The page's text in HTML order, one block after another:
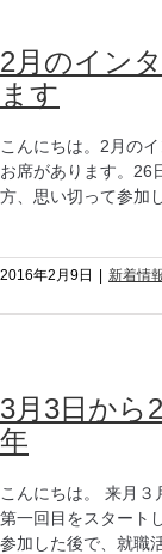
2月のイン
ます
こんにちは。2月の
お席があります。26
方、思い切って参加
2016年2月9日 新着情
3月3日か
年
こんにちは。 来月
第一回目をスタート
参加した後で、就職